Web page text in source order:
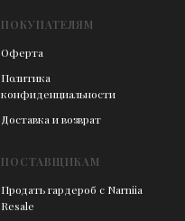
ПОКУПАТЕЛЯМ
Оферта
Политика
конфиденциальности
Доставка и возврат
ПОСТАВЩИКАМ
Продать гардероб с Narniia
Resale